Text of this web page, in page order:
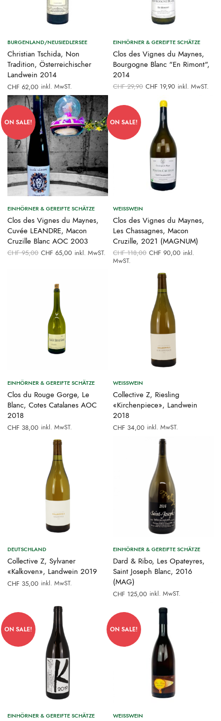
BURGENLAND/NEUSIEDLERSEE
Christian Tschida, Non
Tradition, Österreichischer
Landwein 2014
CHF 62,00 inkl. MwST.
EINHÖRNER & GEREIFTE SCHÄTZE
Clos des Vignes du Maynes,
Bourgogne Blanc "En Rimont",
2014
CHF29,90 Ursprünglicher
Preis war:
CHF 29,90
CHF 19,90Aktueller
inkl. MwST.
ON SALE!
EINHÖRNER & GEREIFTE SCHÄTZE
Clos des Vignes du Maynes,
Cuvée LEANDRE, Macon
Cruzille Blanc AOC 2003
CHF95,00 Ursprünglicher
Preis war:
CHF 65,00Aktueller
inkl. MwST.
ON SALE!
WEISSWEIN
Clos des Vignes du Maynes,
Les Chassagnes, Macon
Cruzille, 2021 (MAGNUM)
CHF118,00 Ursprünglicher
Preis war:
CHF 90,00Aktueller
inkl.
MwST.
EINHÖRNER & GEREIFTE SCHÄTZE
Clos du Rouge Gorge, Le
Blanc, Cotes Catalanes AOC
2018
CHF 38,00 inkl. MwST.
WEISSWEIN
Collective Z, Riesling
«Kirchenpiece», Landwein
2018
CHF 34,00 inkl. MwST.
DEUTSCHLAND
Collective Z, Sylvaner
«Kalkoven», Landwein 2019
CHF 35,00 inkl. MwST.
EINHÖRNER & GEREIFTE SCHÄTZE
Dard & Ribo, Les Opateyres,
Saint Joseph Blanc, 2016
(MAG)
CHF 125,00 inkl. MwST.
ON SALE!
EINHÖRNER & GEREIFTE SCHÄTZE
ON SALE!
WEISSWEIN